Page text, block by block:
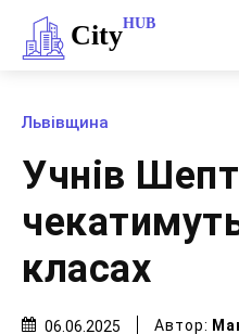
CityHUB
Львівщина
Учнів
класах
06.06.2025 Автор: